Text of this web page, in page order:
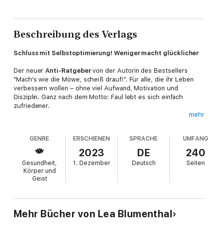
Beschreibung des Verlags
Schluss mit Selbstoptimierung! Weniger macht glücklicher
Der neuerAnti-Ratgebervon der Autorin des Bestsellers
"Mach's wie die Möwe, scheiß drauf!". Für alle, die ihr Leben
verbessern wollen – ohne viel Aufwand, Motivation und
Disziplin. Ganz nach dem Motto: Faul lebt es sich einfach
zufriedener.
Gesünder essen? Häufiger die Treppe nehmen? Nur noch
grünen Strom beziehen und aufs Fliegen verzichten? Lea
Blumenthal hat viele gute Vorsätze, die sie aber leider nie
umsetzt. Vom Leben eines "That Girls" ist sie weit entfernt.
That Girl: Menschen, meist junge Frauen, die um 5 Uhr
morgens aufstehen, meditieren, Sport treiben, gesund essen
Halbmarathon trainiert, ansonsten aber sehr nett ist) ergründet
mehr
GENRE
Gesundheit,
Körper und
Geist
ERSCHIENEN
2023
1. Dezember
SPRACHE
DE
Deutsch
UMFANG
240
Seiten
Mehr Bücher von Lea Blumenthal